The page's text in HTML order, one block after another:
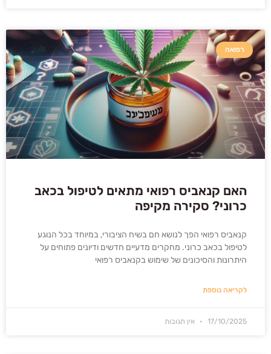
רפואה
האם קנאביס רפואי מתאים לטיפול בכאב
כרוני? סקירה מקיפה
קנאביס רפואי הפך לנושא חם בשיח הציבורי, במיוחד בכל הנוגע
לטיפול בכאב כרוני. מחקרים מדעיים חדשים ודיונים פתוחים על
היתרונות והסיכונים של שימוש בקנאביס רפואי
לקריאה נוספת
17/10/2025 אין תגובות